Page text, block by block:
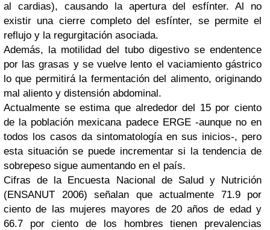
al cardias), causando la apertura del esfínter. Al no
existir una cierre completo del esfínter, se permite el
reflujo y la regurgitación asociada.
Además, la motilidad del tubo digestivo se endentence
por las grasas y se vuelve lento el vaciamiento gástrico
lo que permitirá la fermentación del alimento, originando
mal aliento y distensión abdominal.
Actualmente se estima que alrededor del 15 por ciento
de la población mexicana padece ERGE -aunque no en
todos los casos da sintomatología en sus inicios-, pero
esta situación se puede incrementar si la tendencia de
sobrepeso sigue aumentando en el país.
Cifras de la Encuesta Nacional de Salud y Nutrición
(ENSANUT 2006) señalan que actualmente 71.9 por
ciento de las mujeres mayores de 20 años de edad y
66.7 por ciento de los hombres tienen prevalencias